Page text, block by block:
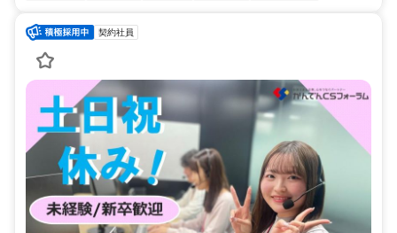
契約社員